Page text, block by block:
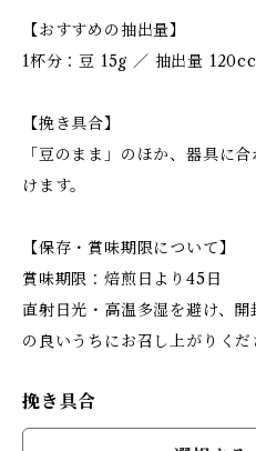
【おすすめの抽出量】
1杯分：豆 15g ／ 抽出量 120cc
【挽き具合】
「豆のまま」のほか、器具に
けます。
【保存・賞味期限について】
賞味期限：焙煎日より45日
直射日光・高温多湿を避け、
の良いうちにお召し上がりくだ
挽き具合